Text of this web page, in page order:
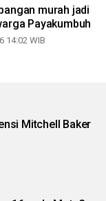
murah jadi
Payakumbuh
14:02 WIB
Mitchell Baker